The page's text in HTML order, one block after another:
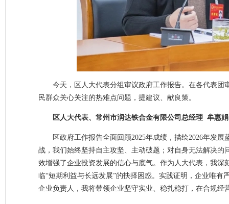
今天，区人大代表分组审议政府工作报告。在各代表
民群众关心关注的热难点问题，提建议、献良策。
区人大代表、常州市润达铁合金有限公司总经理 牟惠
区政府工作报告全面回顾2025年成绩，描绘2026年发
战，我们始终坚持自主攻坚、主动破题；对自身无法解决
效增强了企业投资发展的信心与底气。作为人大代表，我
临“短期利益与长远发展”的抉择困惑。实践证明，企业唯
企业负责人，我将带领企业坚守实业、稳扎稳打，在合规